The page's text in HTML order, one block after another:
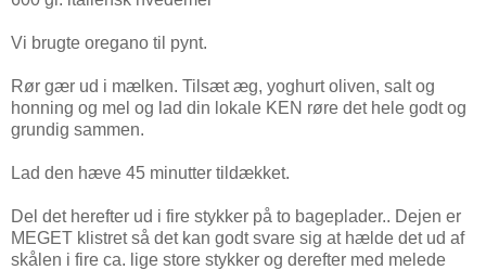
Vi brugte oregano til pynt.
Rør gær ud i mælken. Tilsæt æg, yoghurt oliven, salt og
honning og mel og lad din lokale KEN røre det hele godt og
grundig sammen.
Lad den hæve 45 minutter tildækket.
Del det herefter ud i fire stykker på to bageplader.. Dejen er
MEGET klistret så det kan godt svare sig at hælde det ud af
skålen i fire ca. lige store stykker og derefter med melede